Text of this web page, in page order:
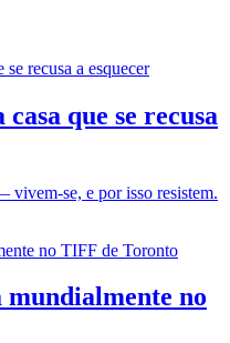
que se recusa
vivem-se, e por isso resistem.
no